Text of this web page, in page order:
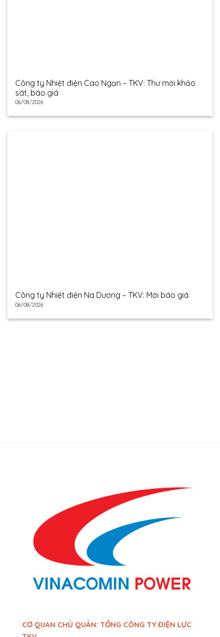
Công ty Nhiệt điện Cao Ngạn – TKV: Thư mời khảo
sát, báo giá
06/08/2026
Công ty Nhiệt điện Na Dương – TKV: Mời báo giá
06/08/2026
CƠ QUAN CHỦ QUẢN: TỔNG CÔNG TY ĐIỆN LỰC